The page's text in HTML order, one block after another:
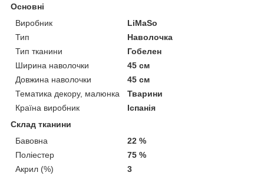
Основні
Виробник
LiMaSo
Тип
Наволочка
Тип тканини
Гобелен
Ширина наволочки
45 см
Довжина наволочки
45 см
Тематика декору, малюнка
Тварини
Країна виробник
Іспанія
Склад тканини
Бавовна
22 %
Поліестер
75 %
Акрил (%)
3